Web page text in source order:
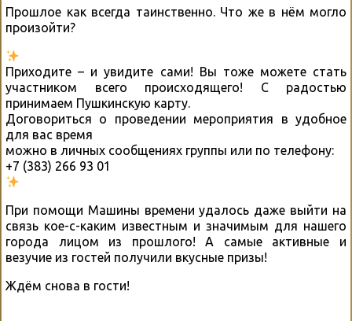
Прошлое как всегда таинственно. Что же в нём могло
произойти?
Приходите – и увидите сами! Вы тоже можете стать
участником всего происходящего! С радостью
принимаем Пушкинскую карту.
Договориться о проведении мероприятия в удобное
для вас время
можно в личных сообщениях группы или по телефону:
+7 (383) 266 93 01
При помощи Машины времени удалось даже выйти на
связь кое-с-каким известным и значимым для нашего
города лицом из прошлого! А самые активные и
везучие из гостей получили вкусные призы!
Ждём снова в гости!